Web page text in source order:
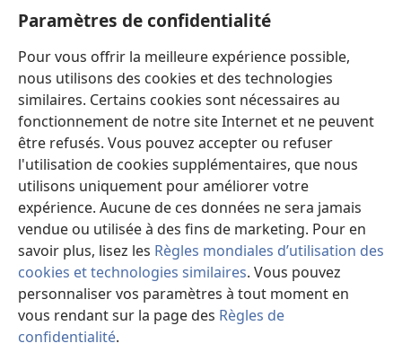
Paramètres de confidentialité
Pour vous offrir la meilleure expérience possible,
nous utilisons des cookies et des technologies
similaires. Certains cookies sont nécessaires au
fonctionnement de notre site Internet et ne peuvent
être refusés. Vous pouvez accepter ou refuser
l'utilisation de cookies supplémentaires, que nous
utilisons uniquement pour améliorer votre
expérience. Aucune de ces données ne sera jamais
vendue ou utilisée à des fins de marketing. Pour en
savoir plus, lisez les Règles mondiales d’utilisation des
cookies et technologies similaires. Vous pouvez
personnaliser vos paramètres à tout moment en
vous rendant sur la page des Règles de
confidentialité.
(ouvre
une
nouvelle
fenêtre)
Bibliothèque en ligne
(ouvre
une
nouvelle
fenêtre)
JW Hub®
(ouvre
une
nouvelle
fenêtre)
JW Library
Watchtower Library
Copyright© 2026 Watch Tower Bible and Tract Society of Pennsylvania.
CONDITIONS D’UTILISATION
PARAMÈTRES DE CONFIDENTIALITÉ